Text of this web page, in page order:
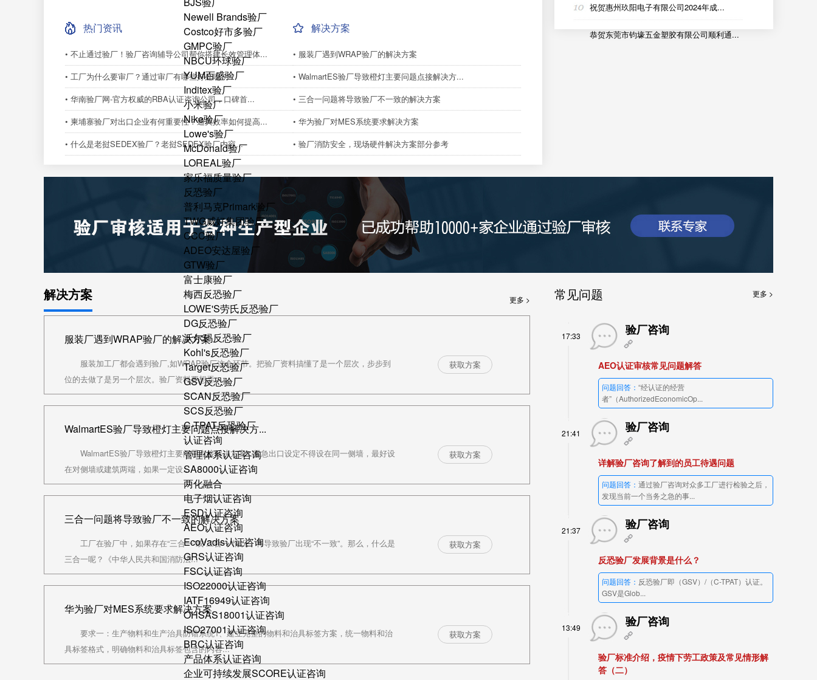
Newell Brands验厂
Costco好市多验厂
GMPC验厂
NBCU环球验厂
YUM百盛验厂
Inditex验厂
小米验厂
Nike验厂
Lowe's验厂
McDonald验厂
LOREAL验厂
家乐福质量验厂
反恐验厂
普利马克Primark验厂
TWG威好集团验厂
CCC验厂
ADEO安达屋验厂
GTW验厂
富士康验厂
梅西反恐验厂
LOWE'S劳氏反恐验厂
DG反恐验厂
沃尔玛反恐验厂
Kohl's反恐验厂
Target反恐验厂
GSV反恐验厂
SCAN反恐验厂
SCS反恐验厂
C-TPAT反恐验厂
认证咨询
管理体系认证咨询
SA8000认证咨询
两化融合
电子烟认证咨询
ESD认证咨询
AEO认证咨询
EcoVadis认证咨询
GRS认证咨询
FSC认证咨询
ISO22000认证咨询
IATF16949认证咨询
OHSAS18001认证咨询
ISO27001认证咨询
BRC认证咨询
产品体系认证咨询
企业可持续发展SCORE认证咨询
热门资讯
• 不止通过验厂！验厂咨询辅导公司帮你搭建长效管理体...
• 工厂为什么要审厂？通过审厂有哪些好处呢？
• 华南验厂网-官方权威的RBA认证咨询公司，口碑首...
• 柬埔寨验厂对出口企业有何重要性？通关效率如何提高...
• 什么是老挝SEDEX验厂？老挝SEDEX验厂内容...
解决方案
• 服装厂遇到WRAP验厂的解决方案
• WalmartES验厂导致橙灯主要问题点接解决方...
• 三合一问题将导致验厂不一致的解决方案
• 华为验厂对MES系统要求解决方案
• 验厂消防安全，现场硬件解决方案部分参考
祝贺惠州玖阳电子有限公司2024年成...
恭贺东莞市钧壕五金塑胶有限公司顺利通...
更多 >
解决方案
服装厂遇到WRAP验厂的解决方案
服装加工厂都会遇到验厂,如WRAP验厂这个环节。把验厂资料搞懂了是一个层次，步步到
位的去做了是另一个层次。验厂资料要想弄...
获取方案
WalmartES验厂导致橙灯主要问题点接解决方...
WalmartES验厂导致橙灯主要问题点接解决方案1.紧急出口设定不得设在同一侧墙，最好设
在对侧墙或建筑两端，如果一定设...
获取方案
三合一问题将导致验厂不一致的解决方案
工厂在验厂中，如果存在“三合一”或“二合一”情况，将导致验厂出现“不一致”。那么，什么是
三合一呢？《中华人民共和国消防法...
获取方案
华为验厂对MES系统要求解决方案
要求一：生产物料和生产治具防错系统1、建立完整的物料和治具标签方案，统一物料和治
具标签格式，明确物料和治具标签包含的内容...
获取方案
更多 >
常见问题
17:33 验厂咨询
AEO认证审核常见问题解答
问题回答： “经认证的经营
者”（AuthorizedEconomicOp...
21:41 验厂咨询
详解验厂咨询了解到的员工待遇问题
问题回答： 通过验厂咨询对众多工厂进行检验之后，
发现当前一个当务之急的事...
21:37 验厂咨询
反恐验厂发展背景是什么？
问题回答： 反恐验厂即（GSV）/（C-TPAT）认证。
GSV是Glob...
13:49 验厂咨询
验厂标准介绍，疫情下劳工政策及常见情形解
答（二）